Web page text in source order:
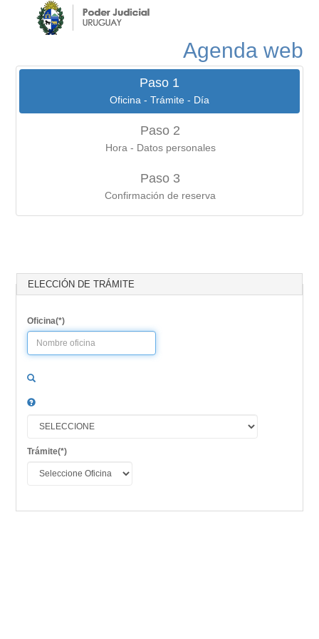
Agenda web
Paso 1
Oficina - Trámite - Día
Paso 2
Hora - Datos personales
Paso 3
Confirmación de reserva
ELECCIÓN DE TRÁMITE
Oficina
Trámite